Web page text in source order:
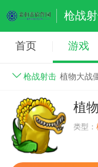
枪战
首页 游戏
枪战射击 植物大战
植
类型：